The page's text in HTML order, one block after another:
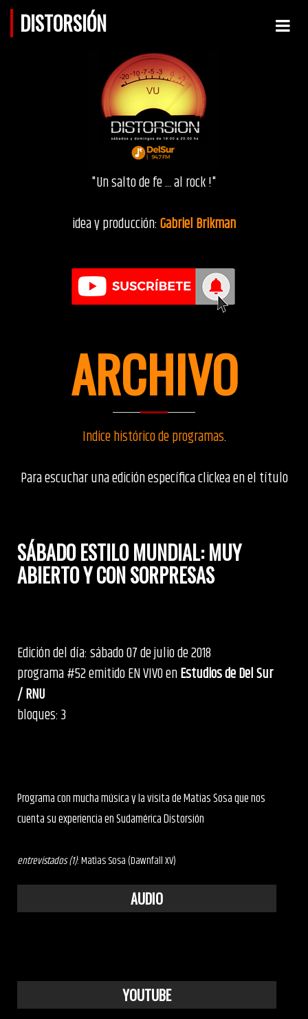
DISTORSIÓN
"Un salto de fe ... al rock !"
idea y producción:Gabriel Brikman
ARCHIVO
Indice histórico de programas.
Para escuchar una edición específica clickea en el título
SÁBADO ESTILO MUNDIAL: MUY
ABIERTO Y CON SORPRESAS
Edición del día: sábado 07 de julio de 2018
programa #52 emitido EN VIVO enEstudios de Del Sur
/ RNU
bloques: 3
Programa con mucha música y la visita de Matias Sosa que nos
cuenta su experiencia en Sudamérica Distorsión
entrevistados (1): Matìas Sosa (Dawnfall XV)
AUDIO
YOUTUBE